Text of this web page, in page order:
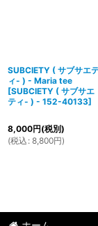
SUBCIETY ( サブサエ
ィ- ) - Maria tee
[SUBCIETY ( サブサエ
ティ- ) - 152-40133]
8,000円(税別)
(税込 : 8,800円)